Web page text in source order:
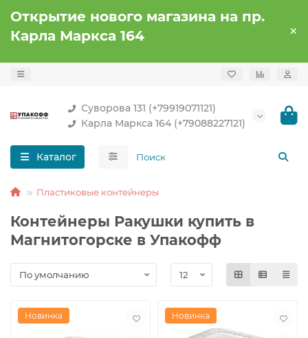
Открытие нового магазина на пр.
Карла Маркса 164
Суворова 131 (+79919071121)
Карла Маркса 164 (+79088227121)
Каталог
Пластиковые контейнеры
Контейнеры Ракушки купить в
Магнитогорске в Упакофф
Новинка Новинка